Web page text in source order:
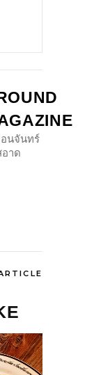
อนจันทร์
าด